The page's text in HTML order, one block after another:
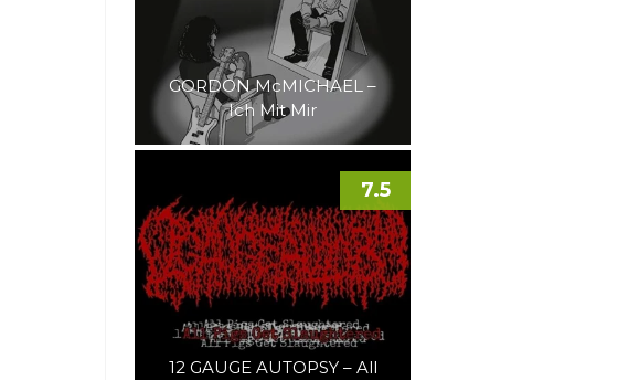
GORDON McMICHAEL –
Ich Mit Mir
12 GAUGE AUTOPSY – All
7.5